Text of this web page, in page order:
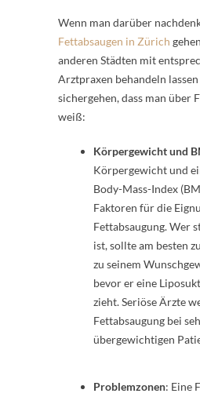
Wenn man darüber
Fettabsaugen in Zürich
anderen Städten mit
Arztpraxen behandeln
sichergehen, dass man über
weiß:
Körpergewicht und
Körpergewicht und
Body-Mass-Index
Faktoren für die
Fettabsaugung. Wer
ist, sollte am besten
zu seinem
bevor er eine
zieht. Seriöse Ärzte
Fettabsaugung bei
übergewichtigen
Problemzonen: Eine